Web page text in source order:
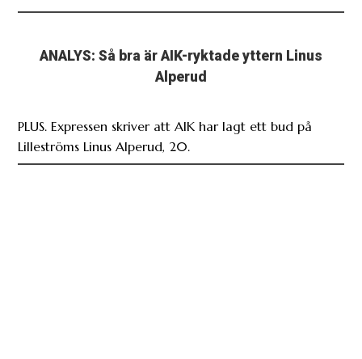
ANALYS: Så bra är AIK-ryktade yttern Linus
Alperud
PLUS. Expressen skriver att AIK har lagt ett bud på
Lilleströms Linus Alperud, 20.